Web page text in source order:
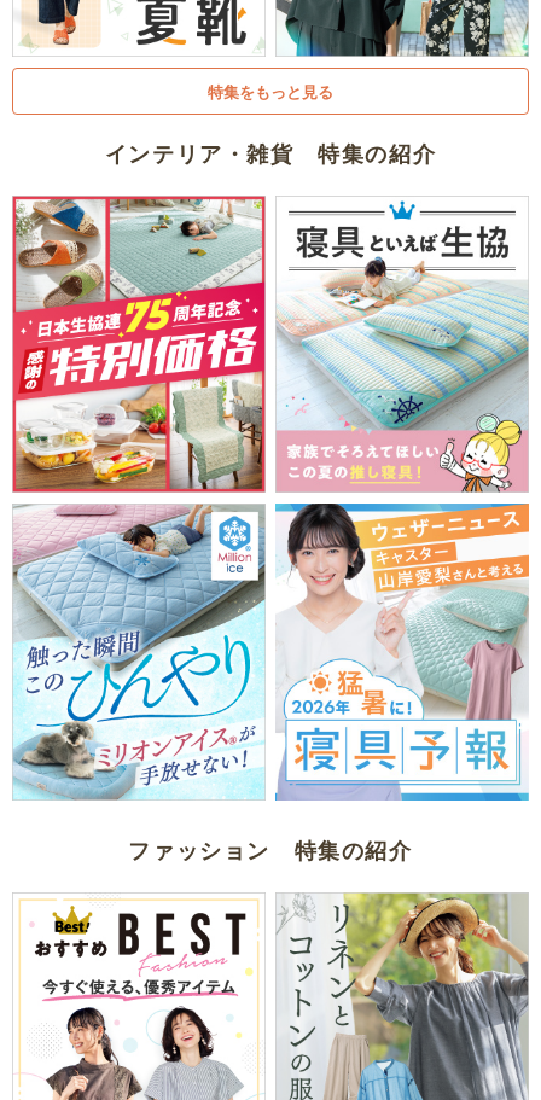
特集をもっと見る
インテリア・雑貨 特集の紹介
ファッション 特集の紹介